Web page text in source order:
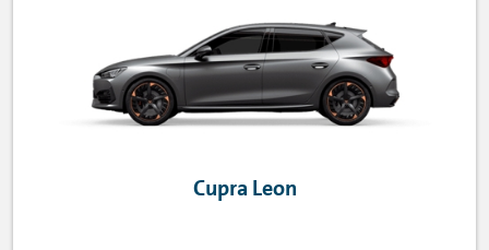
Cupra Leon